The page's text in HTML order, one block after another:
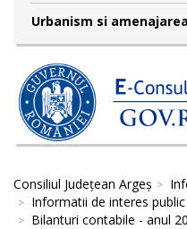
Urbanism si
Consiliul Județean Argeș
Informatii de interes public
Bilanturi contabile - anul